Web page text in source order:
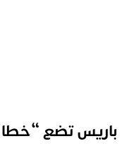
تضع “خطا